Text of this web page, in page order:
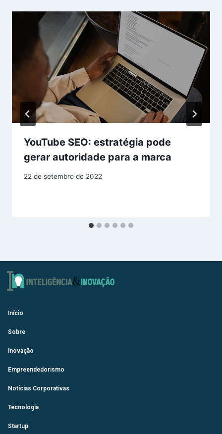
YouTube SEO: estratégia pode
gerar autoridade para a marca
22 de setembro de 2022
Início
Sobre
Inovação
Empreendedorismo
Notícias Corporativas
Tecnologia
Startup